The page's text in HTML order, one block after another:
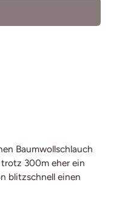
Baumwollschlauch
300m eher ein
blitzschnell einen